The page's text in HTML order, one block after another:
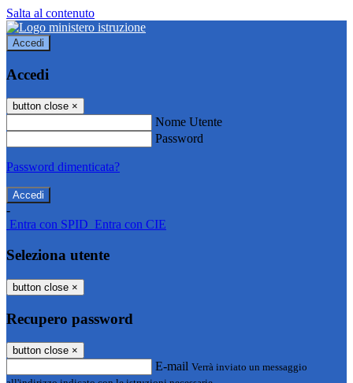
Salta al contenuto
Accedi
Accedi
button close ×
Nome Utente
Password
Password dimenticata?
-
Entra con SPID Entra con CIE
Seleziona utente
button close ×
Recupero password
button close ×
E-mail Verrà inviato un messaggio